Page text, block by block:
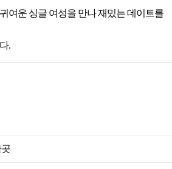
여운 싱글 여성을 만나 재밌는 데이트를
.